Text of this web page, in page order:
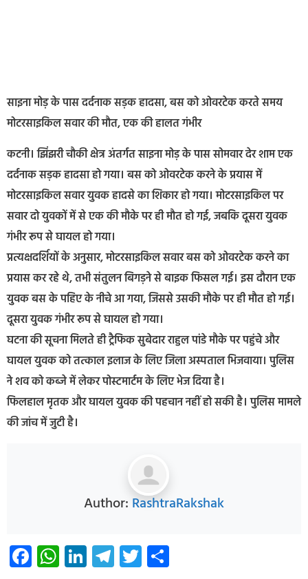
साइना मोड़ के पास दर्दनाक सड़क हादसा, बस को ओवरटेक करते समय
मोटरसाइकिल सवार की मौत, एक की हालत गंभीर
कटनी। झिंझरी चौकी क्षेत्र अंतर्गत साइना मोड़ के पास सोमवार देर शाम एक
दर्दनाक सड़क हादसा हो गया। बस को ओवरटेक करने के प्रयास में
मोटरसाइकिल सवार युवक हादसे का शिकार हो गया। मोटरसाइकिल पर
सवार दो युवकों में से एक की मौके पर ही मौत हो गई, जबकि दूसरा युवक
गंभीर रूप से घायल हो गया।
प्रत्यक्षदर्शियों के अनुसार, मोटरसाइकिल सवार बस को ओवरटेक करने का
प्रयास कर रहे थे, तभी संतुलन बिगड़ने से बाइक फिसल गई। इस दौरान एक
युवक बस के पहिए के नीचे आ गया, जिससे उसकी मौके पर ही मौत हो गई।
दूसरा युवक गंभीर रूप से घायल हो गया।
घटना की सूचना मिलते ही ट्रैफिक सुबेदार राहुल पांडे मौके पर पहुंचे और
घायल युवक को तत्काल इलाज के लिए जिला अस्पताल भिजवाया। पुलिस
ने शव को कब्जे में लेकर पोस्टमार्टम के लिए भेज दिया है।
फिलहाल मृतक और घायल युवक की पहचान नहीं हो सकी है। पुलिस मामले
की जांच में जुटी है।
Author: RashtraRakshak
Facebook
WhatsApp
LinkedIn
Telegram
Twitter